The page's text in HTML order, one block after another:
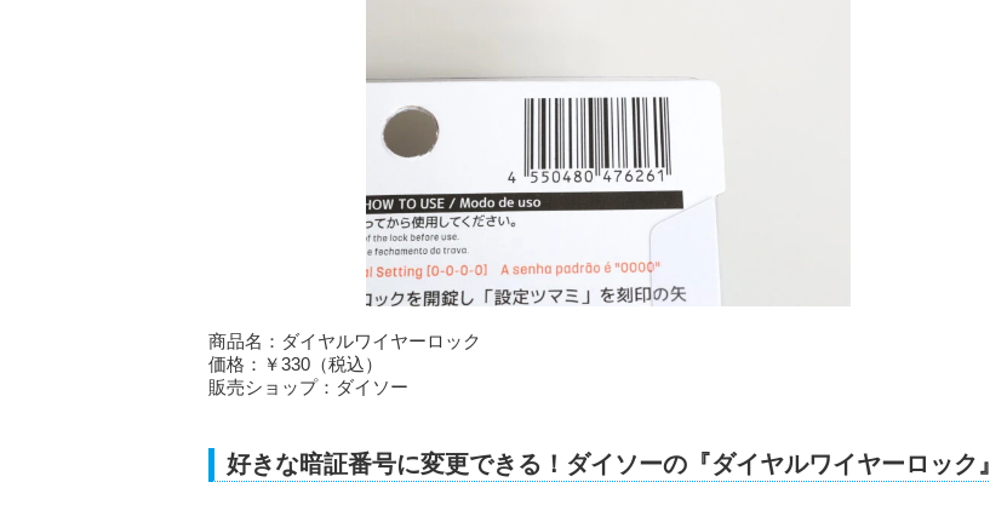
商品名：ダイヤルワイヤーロック
価格：￥330（税込）
販売ショップ：ダイソー
好きな暗証番号に変更できる！ダイソーの『ダイヤルワイヤーロック』